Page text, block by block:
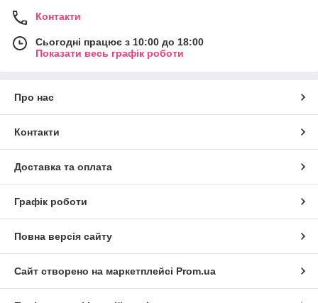
Контакти
Сьогодні працює з 10:00 до 18:00
Показати весь графік роботи
Про нас
Контакти
Доставка та оплата
Графік роботи
Повна версія сайту
Сайт створено на маркетплейсі Prom.ua